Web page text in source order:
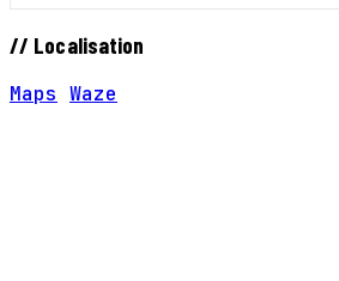
// Localisation
Maps Waze